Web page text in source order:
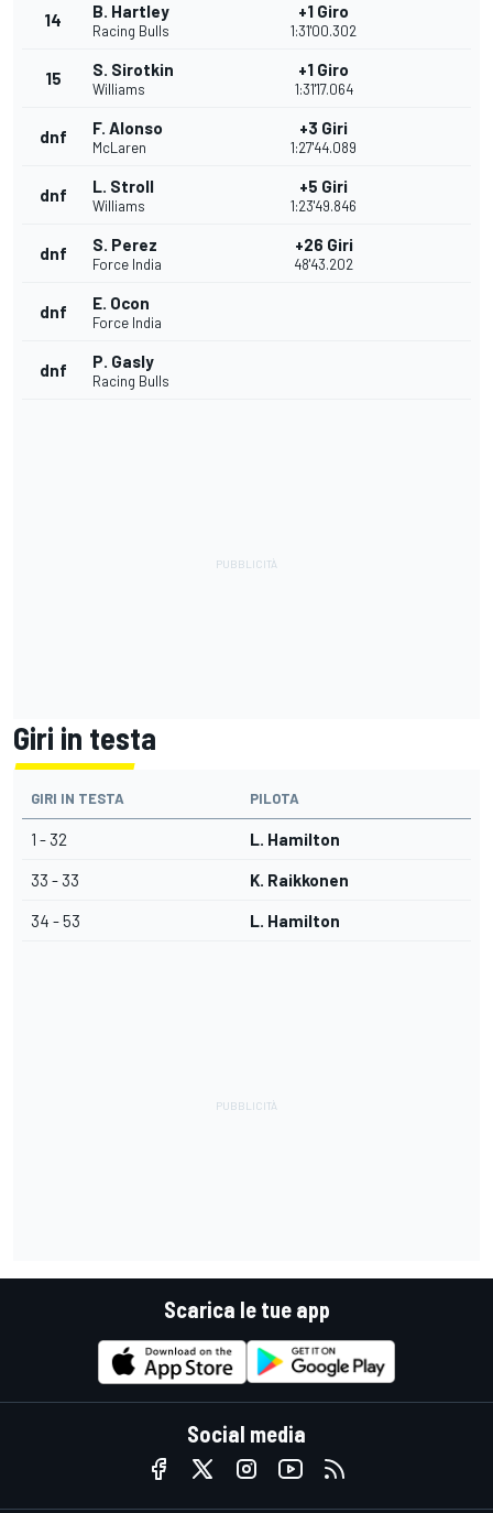
14 B. Hartley
Racing Bulls
+1 Giro
1:31'00.302
15 S. Sirotkin
Williams
+1 Giro
1:31'17.064
dnf F. Alonso
McLaren
+3 Giri
1:27'44.089
dnf L. Stroll
Williams
+5 Giri
1:23'49.846
dnf S. Perez
Force India
+26 Giri
48'43.202
dnf E. Ocon
Force India
dnf P. Gasly
Racing Bulls
Giri in testa
GIRI IN TESTA PILOTA
1 - 32 L. Hamilton
33 - 33 K. Raikkonen
34 - 53 L. Hamilton
Scarica le tue app
Social media